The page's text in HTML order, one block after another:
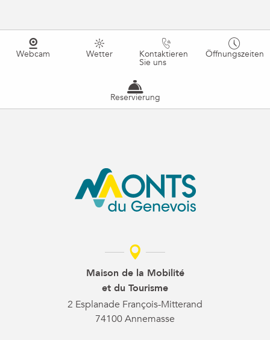
Webcam Wetter Kontaktieren
Sie uns
Öffnungszeiten
Reservierung
Maison de la Mobilité
et du Tourisme
2 Esplanade François-Mitterand
74100 Annemasse